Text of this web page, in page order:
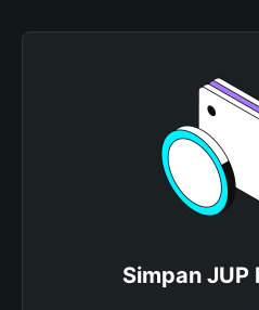
Simpan JUP